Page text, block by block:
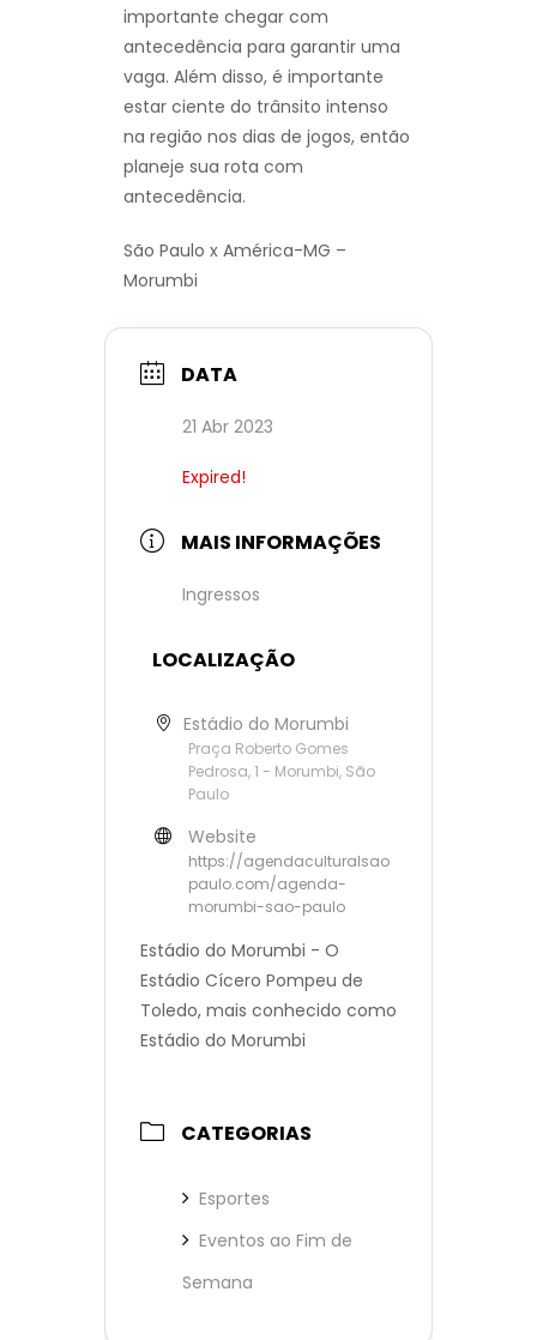
importante chegar com
antecedência para garantir uma
vaga. Além disso, é importante
estar ciente do trânsito intenso
na região nos dias de jogos, então
planeje sua rota com
antecedência.
São Paulo x América-MG –
Morumbi
DATA
21 Abr 2023
Expired!
MAIS INFORMAÇÕES
Ingressos
LOCALIZAÇÃO
Estádio do Morumbi
Praça Roberto Gomes
Pedrosa, 1 - Morumbi, São
Paulo
Website
https://agendaculturalsao
paulo.com/agenda-
morumbi-sao-paulo
Estádio do Morumbi - O
Estádio Cícero Pompeu de
Toledo, mais conhecido como
Estádio do Morumbi
CATEGORIAS
Esportes
Eventos ao Fim de
Semana